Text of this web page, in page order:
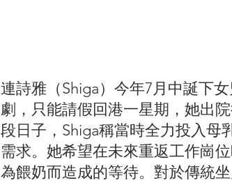
連詩雅（Shiga）今年7月中誕下
劇，只能請假回港一星期，她出
段日子，Shiga稱當時全力投入母
需求。她希望在未來重返工作崗
為餵奶而造成的等待。對於傳統